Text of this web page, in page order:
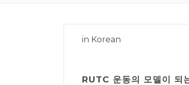
in Korean
RUTC 운동의 모델이 되